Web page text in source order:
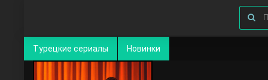
Турецкие сериалы Новинки